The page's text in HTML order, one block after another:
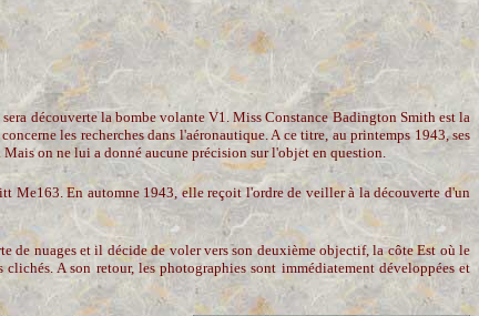
découverte la bombe volante V1. Miss Constance Badington Smith est la
les recherches dans l'aéronautique. A ce titre, au printemps 1943, ses
on ne lui a donné aucune précision sur l'objet en question.
Me163. En automne 1943, elle reçoit l'ordre de veiller à la découverte d'un
de nuages et il décide de voler vers son deuxième objectif, la côte Est où le
A son retour, les photographies sont immédiatement développées et